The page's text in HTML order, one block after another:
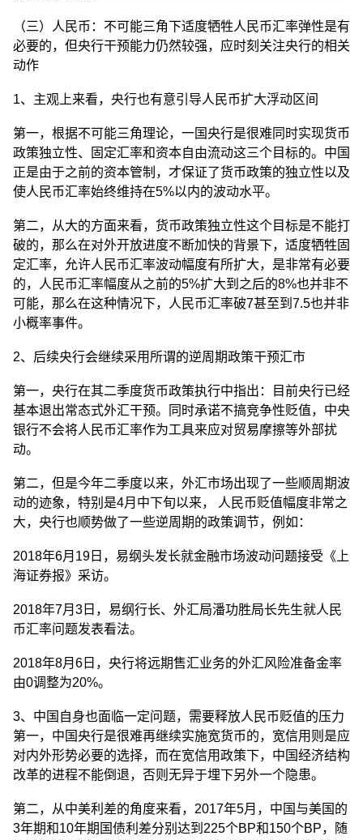
（三）人民币：不可能三角下适度牺牲人民币汇率弹性是有
必要的，但央行干预能力仍然较强，应时刻关注央行的相关
动作
1、主观上来看，央行也有意引导人民币扩大浮动区间
第一，根据不可能三角理论，一国央行是很难同时实现货币
政策独立性、固定汇率和资本自由流动这三个目标的。中国
正是由于之前的资本管制，才保证了货币政策的独立性以及
使人民币汇率始终维持在5%以内的波动水平。
第二，从大的方面来看，货币政策独立性这个目标是不能打
破的，那么在对外开放进度不断加快的背景下，适度牺牲固
定汇率，允许人民币汇率波动幅度有所扩大，是非常有必要
的，人民币汇率幅度从之前的5%扩大到之后的8%也并非不
可能，那么在这种情况下，人民币汇率破7甚至到7.5也并非
小概率事件。
2、后续央行会继续采用所谓的逆周期政策干预汇市
第一，央行在其二季度货币政策执行中指出：目前央行已经
基本退出常态式外汇干预。同时承诺不搞竞争性贬值，中央
银行不会将人民币汇率作为工具来应对贸易摩擦等外部扰
动。
第二，但是今年二季度以来，外汇市场出现了一些顺周期波
动的迹象，特别是4月中下旬以来， 人民币贬值幅度非常之
大，央行也顺势做了一些逆周期的政策调节，例如：
2018年6月19日，易纲头发长就金融市场波动问题接受《上
海证券报》采访。
2018年7月3日，易纲行长、外汇局潘功胜局长先生就人民
币汇率问题发表看法。
2018年8月6日，央行将远期售汇业务的外汇风险准备金率
由0调整为20%。
3、中国自身也面临一定问题，需要释放人民币贬值的压力
第一，中国央行是很难再继续实施宽货币的，宽信用则是应
对内外形势必要的选择，而在宽信用政策下，中国经济结构
改革的进程不能倒退，否则无异于埋下另外一个隐患。
第二，从中美利差的角度来看，2017年5月，中国与美国的
3年期和10年期国债利差分别达到225个BP和150个BP，随